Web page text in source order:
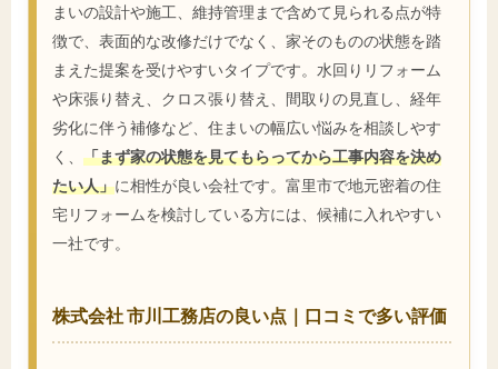
まいの設計や施工、維持管理まで含めて見られる点が特
徴で、表面的な改修だけでなく、家そのものの状態を踏
まえた提案を受けやすいタイプです。水回りリフォーム
や床張り替え、クロス張り替え、間取りの見直し、経年
劣化に伴う補修など、住まいの幅広い悩みを相談しやす
く、 「まず家の状態を見てもらってから工事内容を決め
たい人」に相性が良い会社です。富里市で地元密着の住
宅リフォームを検討している方には、候補に入れやすい
一社です。
株式会社 市川工務店の良い点｜口コミで多い評価